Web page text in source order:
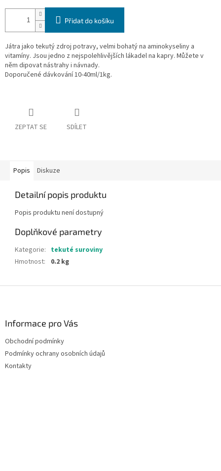
Přidat do košíku
Játra jako tekutý zdroj potravy, velmi bohatý na aminokyseliny a
vitamíny. Jsou jedno z nejspolehlivějších lákadel na kapry. Můžete v
něm dipovat nástrahy i návnady.
Doporučené dávkování 10-40ml/1kg.
ZEPTAT SE SDÍLET
Popis Diskuze
Detailní popis produktu
Popis produktu není dostupný
Doplňkové parametry
Kategorie: tekuté suroviny
Hmotnost: 0.2 kg
Informace pro Vás
Obchodní podmínky
Podmínky ochrany osobních údajů
Kontakty